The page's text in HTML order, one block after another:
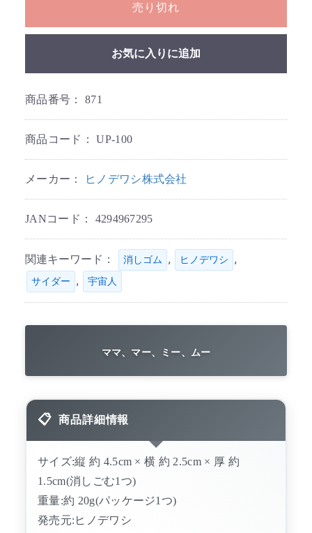
売り切れ
お気に入りに追加
商品番号： 871
商品コード：UP-100
メーカー： ヒノデワシ株式会社
JANコード： 4294967295
関連キーワード： 消しゴム , ヒノデワシ ,
サイダー , 宇宙人
ママ、マー、ミー、ムー
商品詳細情報
サイズ:縦 約 4.5cm × 横 約 2.5cm × 厚 約
1.5cm(消しごむ1つ)
重量:約 20g(パッケージ1つ)
発売元:ヒノデワシ